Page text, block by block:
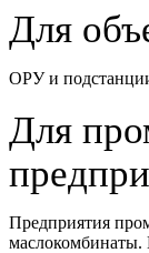
Для
ОРУ и
Для
Предприятия